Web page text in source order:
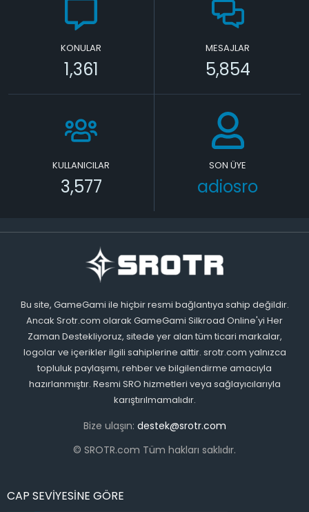
KONULAR
1,361
MESAJLAR
5,854
KULLANICILAR
3,577
SON ÜYE
adiosro
Bu site, GameGami ile hiçbir resmi bağlantıya sahip değildir.
Ancak Srotr.com olarak GameGami Silkroad Online'yi Her
Zaman Destekliyoruz, sitede yer alan tüm ticari markalar,
logolar ve içerikler ilgili sahiplerine aittir. srotr.com yalnızca
topluluk paylaşımı, rehber ve bilgilendirme amacıyla
hazırlanmıştır. Resmi SRO hizmetleri veya sağlayıcılarıyla
karıştırılmamalıdır.
Bize ulaşın: destek@srotr.com
© SROTR.com Tüm hakları saklıdır.
CAP SEVİYESİNE GÖRE